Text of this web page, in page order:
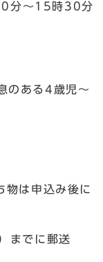
分～15時30分
のある4歳児～
は申込み後に
までに郵送